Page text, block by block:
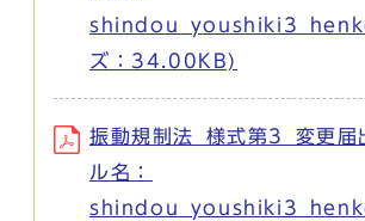
ズ：34.00KB)
振動規制法_様式第3_変更届
ル名：